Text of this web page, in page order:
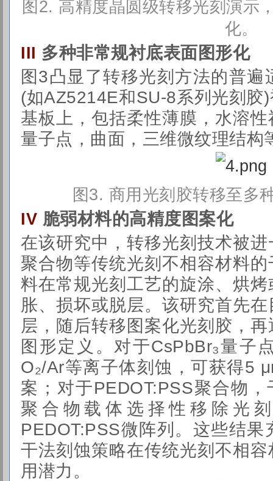
图2. 高精度晶圆级转移光刻演示
化。
III 多种非常规衬底表面图形化
图3凸显了转移光刻方法的普
(如AZ5214E和SU-8系列光刻胶
基板上，包括柔性薄膜，水溶
量子点，曲面，三维微纹理结构
图3. 商用光刻胶转移至多
IV 脆弱材料的高精度图案化
在该研究中，转移光刻技术被
聚合物等传统光刻不相容材料
料在常规光刻工艺的旋涂、烘
胀、损坏或脱层。该研究首先
层，随后转移图案化光刻胶，
图形定义。对于CsPbBr₃量子
O₂/Ar等离子体刻蚀，可获得5
案；对于PEDOT:PSS聚合物
聚合物载体选择性移除光
PEDOT:PSS微阵列 。这些结果
干法刻蚀策略在传统光刻不相
用潜力。